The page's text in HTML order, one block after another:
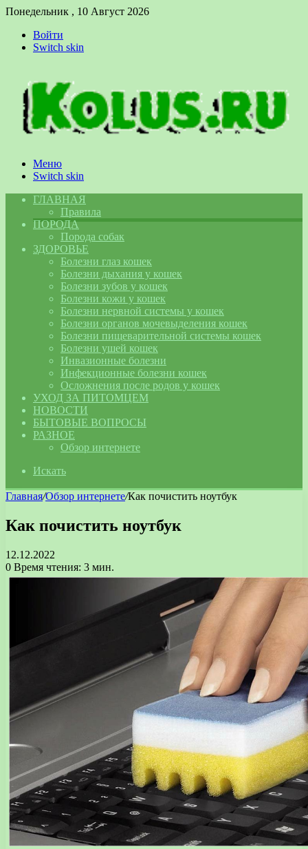
Понедельник , 10 Август 2026
Войти
Switch skin
Меню
Switch skin
ГЛАВНАЯ
Правила
ПОРОДА
Порода собак
ЗДОРОВЬЕ
Болезни глаз кошек
Болезни дыхания у кошек
Болезни зубов у кошек
Болезни кожи у кошек
Болезни нервной системы у кошек
Болезни органов мочевыделения кошек
Болезни пищеварительной системы кошек
Болезни ушей кошек
Инвазионные болезни
Инфекционные болезни кошек
Осложнения после родов у кошек
УХОД ЗА ПИТОМЦЕМ
НОВОСТИ
БЫТОВЫЕ ВОПРОСЫ
РАЗНОЕ
Обзор интернете
Искать
Главная/Обзор интернете/Как почистить ноутбук
Как почистить ноутбук
12.12.2022
0 Время чтения: 3 мин.